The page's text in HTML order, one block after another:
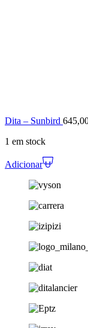
Dita – Sunbird
1 em stock
Adicionar